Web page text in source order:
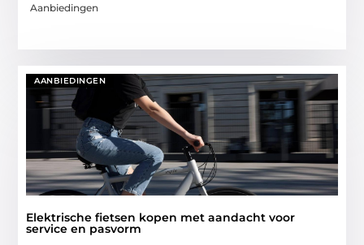
Aanbiedingen
AANBIEDINGEN
Elektrische fietsen kopen met aandacht voor
service en pasvorm